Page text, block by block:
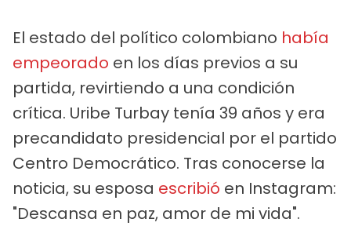
El estado del político colombiano había
empeorado en los días previos a su
partida, revirtiendo a una condición
crítica. Uribe Turbay tenía 39 años y era
precandidato presidencial por el partido
Centro Democrático. Tras conocerse la
noticia, su esposa escribió en Instagram:
"Descansa en paz, amor de mi vida".